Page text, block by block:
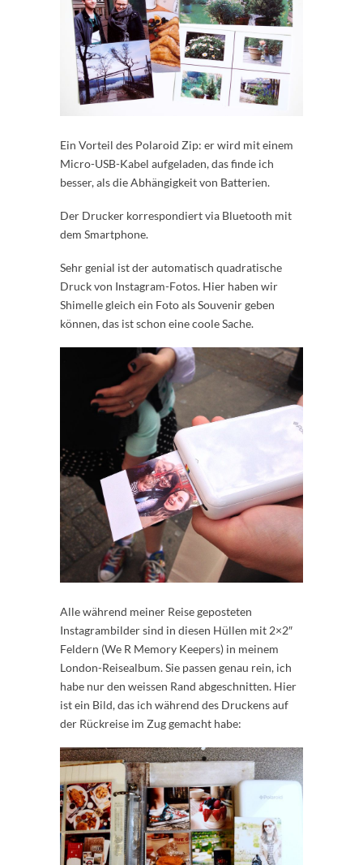
Ein Vorteil des Polaroid Zip: er wird mit einem
Micro-USB-Kabel aufgeladen, das finde ich
besser, als die Abhängigkeit von Batterien.
Der Drucker korrespondiert via Bluetooth mit
dem Smartphone.
Sehr genial ist der automatisch quadratische
Druck von Instagram-Fotos. Hier haben wir
Shimelle gleich ein Foto als Souvenir geben
können, das ist schon eine coole Sache.
Alle während meiner Reise geposteten
Instagrambilder sind in diesen Hüllen mit 2×2″
Feldern (We R Memory Keepers) in meinem
London-Reisealbum. Sie passen genau rein, ich
habe nur den weissen Rand abgeschnitten. Hier
ist ein Bild, das ich während des Druckens auf
der Rückreise im Zug gemacht habe: